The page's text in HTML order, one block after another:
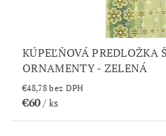
KÚPEĽŇOVÁ PREDLOŽKA
ORNAMENTY - ZELENÁ
€48,78 bez DPH
€60/ ks